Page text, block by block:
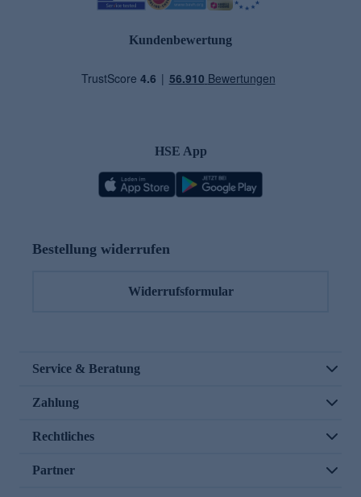
Kundenbewertung
HSE App
Bestellung widerrufen
Widerrufsformular
Service & Beratung
Zahlung
Rechtliches
Partner